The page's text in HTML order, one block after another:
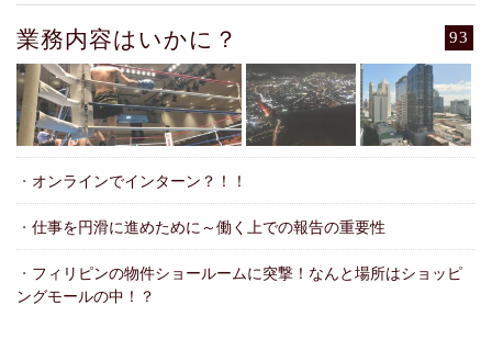
93
業務内容はいかに？
・ オンラインでインターン？！！
・ 仕事を円滑に進めために～働く上での報告の重要性
・ フィリピンの物件ショールームに突撃！なんと場所はショッピ
ングモールの中！？